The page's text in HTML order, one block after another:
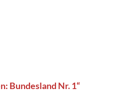
Bundesland Nr. 1“